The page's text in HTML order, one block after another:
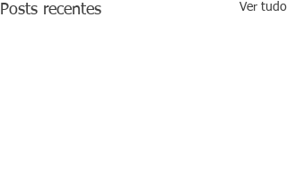
Posts recentes Ver tudo